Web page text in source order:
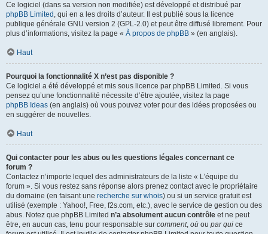
Ce logiciel (dans sa version non modifiée) est développé et distribué par
phpBB Limited , qui en a les droits d’auteur. Il est publié sous la licence
publique générale GNU version 2 (GPL-2.0) et peut être diffusé librement. Pour
plus d’informations, visitez la page « À propos de phpBB » (en anglais).
Haut
Pourquoi la fonctionnalité X n’est pas disponible ?
Ce logiciel a été développé et mis sous licence par phpBB Limited. Si vous
pensez qu’une fonctionnalité nécessite d’être ajoutée, visitez la page
phpBB Ideas (en anglais) où vous pouvez voter pour des idées proposées ou
en suggérer de nouvelles.
Haut
Qui contacter pour les abus ou les questions légales concernant ce
forum ?
Contactez n’importe lequel des administrateurs de la liste « L’équipe du
forum ». Si vous restez sans réponse alors prenez contact avec le propriétaire
du domaine (en faisant une recherche sur whois) ou si un service gratuit est
utilisé (exemple : Yahoo!, Free, f2s.com, etc.), avec le service de gestion ou des
abus. Notez que phpBB Limited n’a absolument aucun contrôle et ne peut
être, en aucun cas, tenu pour responsable sur comment, où ou par qui ce